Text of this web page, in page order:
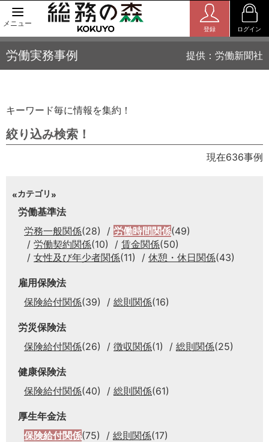
メニュー
登録 ログイン
労働実務事例 提供：労働新聞社
キーワード毎に情報を集約！
絞り込み検索！
現在636事例
カテゴリ
労働基準法
労務一般関係(28) 労働時間関係(49)
労働契約関係(10) 賃金関係(50)
女性及び年少者関係(11) 休憩・休日関係(43)
雇用保険法
保険給付関係(39) 総則関係(16)
労災保険法
保険給付関係(26) 徴収関係(1) 総則関係(25)
健康保険法
保険給付関係(40) 総則関係(61)
厚生年金法
保険給付関係(75) 総則関係(17)